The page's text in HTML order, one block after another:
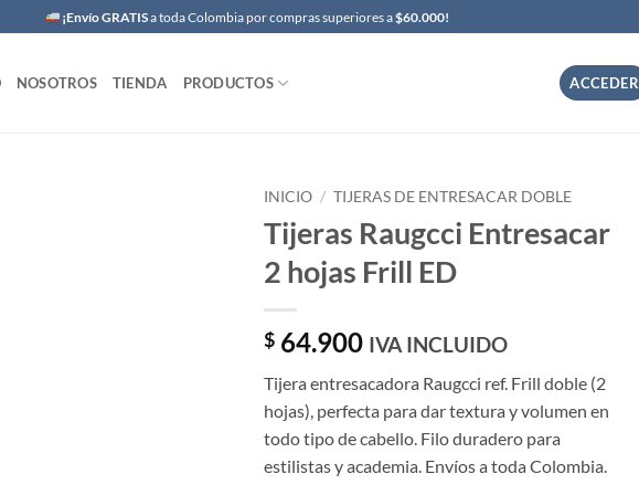
¡Envío GRATISa toda Colombia por compras superiores a$60.000!
NOSOTROS TIENDA PRODUCTOS ACCEDER
INICIO / TIJERAS DE ENTRESACAR DOBLE
Tijeras Raugcci Entresacar
2 hojas Frill ED
$ 64.900 IVA INCLUIDO
Tijera entresacadora Raugcci ref. Frill doble (2
hojas), perfecta para dar textura y volumen en
todo tipo de cabello. Filo duradero para
estilistas y academia. Envíos a toda Colombia.